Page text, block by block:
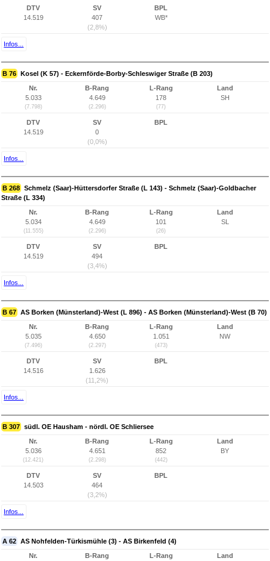
DTV
14.519
SV
407
(2,8%)
BPL
WB*
Infos...
B 76 Kosel (K 57) - Eckernförde-Borby-Schleswiger Straße (B 203)
Nr.
5.033
(7.798)
B-Rang
4.649
(2.296)
L-Rang
178
(77)
Land
SH
DTV
14.519
SV
0
(0,0%)
BPL
Infos...
B 268 Schmelz (Saar)-Hüttersdorfer Straße (L 143) - Schmelz (Saar)-Goldbacher
Straße (L 334)
Nr.
5.034
(11.555)
B-Rang
4.649
(2.296)
L-Rang
101
(26)
Land
SL
DTV
14.519
SV
494
(3,4%)
BPL
Infos...
B 67 AS Borken (Münsterland)-West (L 896) - AS Borken (Münsterland)-West (B 70)
Nr.
5.035
(7.496)
B-Rang
4.650
(2.297)
L-Rang
1.051
(473)
Land
NW
DTV
14.516
SV
1.626
(11,2%)
BPL
Infos...
B 307 südl. OE Hausham - nördl. OE Schliersee
Nr.
5.036
(12.421)
B-Rang
4.651
(2.298)
L-Rang
852
(442)
Land
BY
DTV
14.503
SV
464
(3,2%)
BPL
Infos...
A 62 AS Nohfelden-Türkismühle (3) - AS Birkenfeld (4)
Nr.
B-Rang
L-Rang
Land